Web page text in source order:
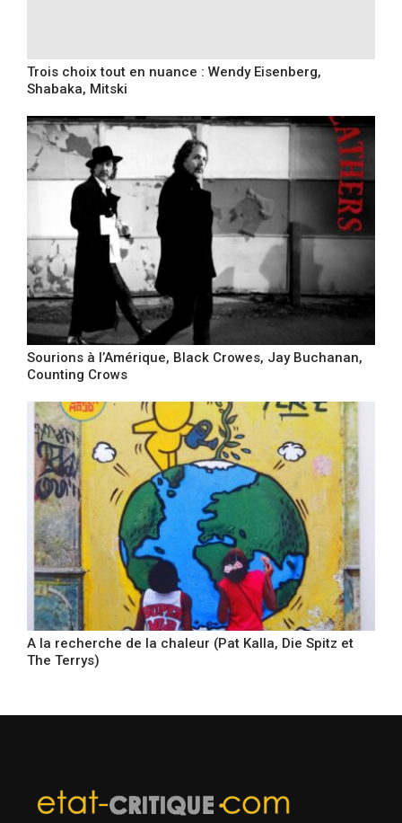
Trois choix tout en nuance : Wendy Eisenberg,
Shabaka, Mitski
Sourions à l’Amérique, Black Crowes, Jay Buchanan,
Counting Crows
A la recherche de la chaleur (Pat Kalla, Die Spitz et
The Terrys)